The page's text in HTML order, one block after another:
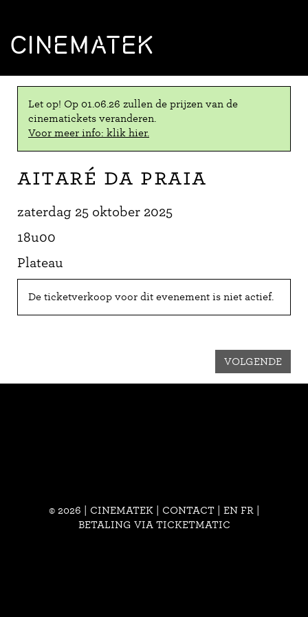
CINEMATEK
Let op! Op 01.06.26 zullen de prijzen van de
cinematickets veranderen.
Voor meer info: klik hier.
Aitaré da Praia
zaterdag 25 oktober 2025
18u00
Plateau
De ticketverkoop voor dit evenement is niet actief.
VOLGENDE
© 2026 | CINEMATEK | CONTACT| EN FR
BETALING VIA TICKETMATIC